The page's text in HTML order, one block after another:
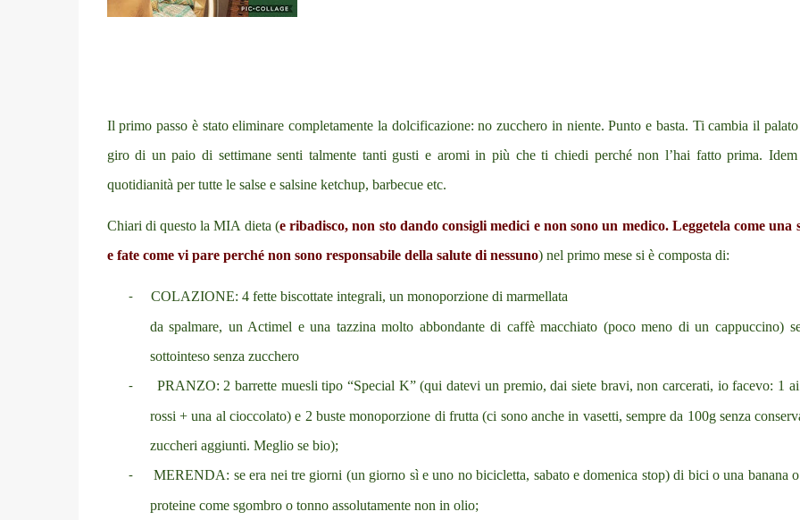
Il primo passo è stato eliminare completamente la dolcificazione: no zucchero in niente. Punto e basta. Ti cambia il
giro di un paio di settimane senti talmente tanti gusti e aromi in più che ti chiedi perché non l’hai fatto prima. Idem
quotidianità per tutte le salse e salsine ketchup, barbecue etc.
Chiari di questo la MIA dieta (e ribadisco, non sto dando consigli medici e non sono un medico. Leggetela come una
e fate come vi pare perché non sono responsabile della salute di nessuno) nel primo mese si è composta di:
-
COLAZIONE: 4 fette biscottate integrali, un monoporzione di marmellata
da spalmare, un Actimel e una tazzina molto abbondante di caffè macchiato (poco meno di un cappuccino)
sottointeso senza zucchero
-
PRANZO: 2 barrette muesli tipo “Special K” (qui datevi un premio, dai siete bravi, non carcerati, io facevo: 1
rossi + una al cioccolato) e 2 buste monoporzione di frutta (ci sono anche in vasetti, sempre da 100g senza
zuccheri aggiunti. Meglio se bio);
-
MERENDA: se era nei tre giorni (un giorno sì e uno no bicicletta, sabato e domenica stop) di bici o una banana
proteine come sgombro o tonno assolutamente non in olio;